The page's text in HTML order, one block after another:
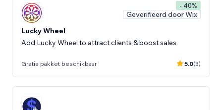
- 40%
Geverifieerd door Wix
Lucky Wheel
Add Lucky Wheel to attract clients & boost sales
Gratis pakket beschikbaar 5.0(3)